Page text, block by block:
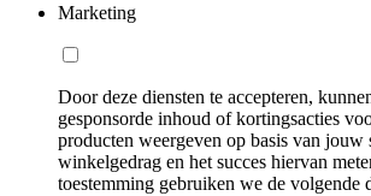
Marketing
Door deze diensten te accepteren,
gesponsorde inhoud of kortingsacties
producten weergeven op basis van jouw
winkelgedrag en het succes hiervan
toestemming gebruiken we de volgende